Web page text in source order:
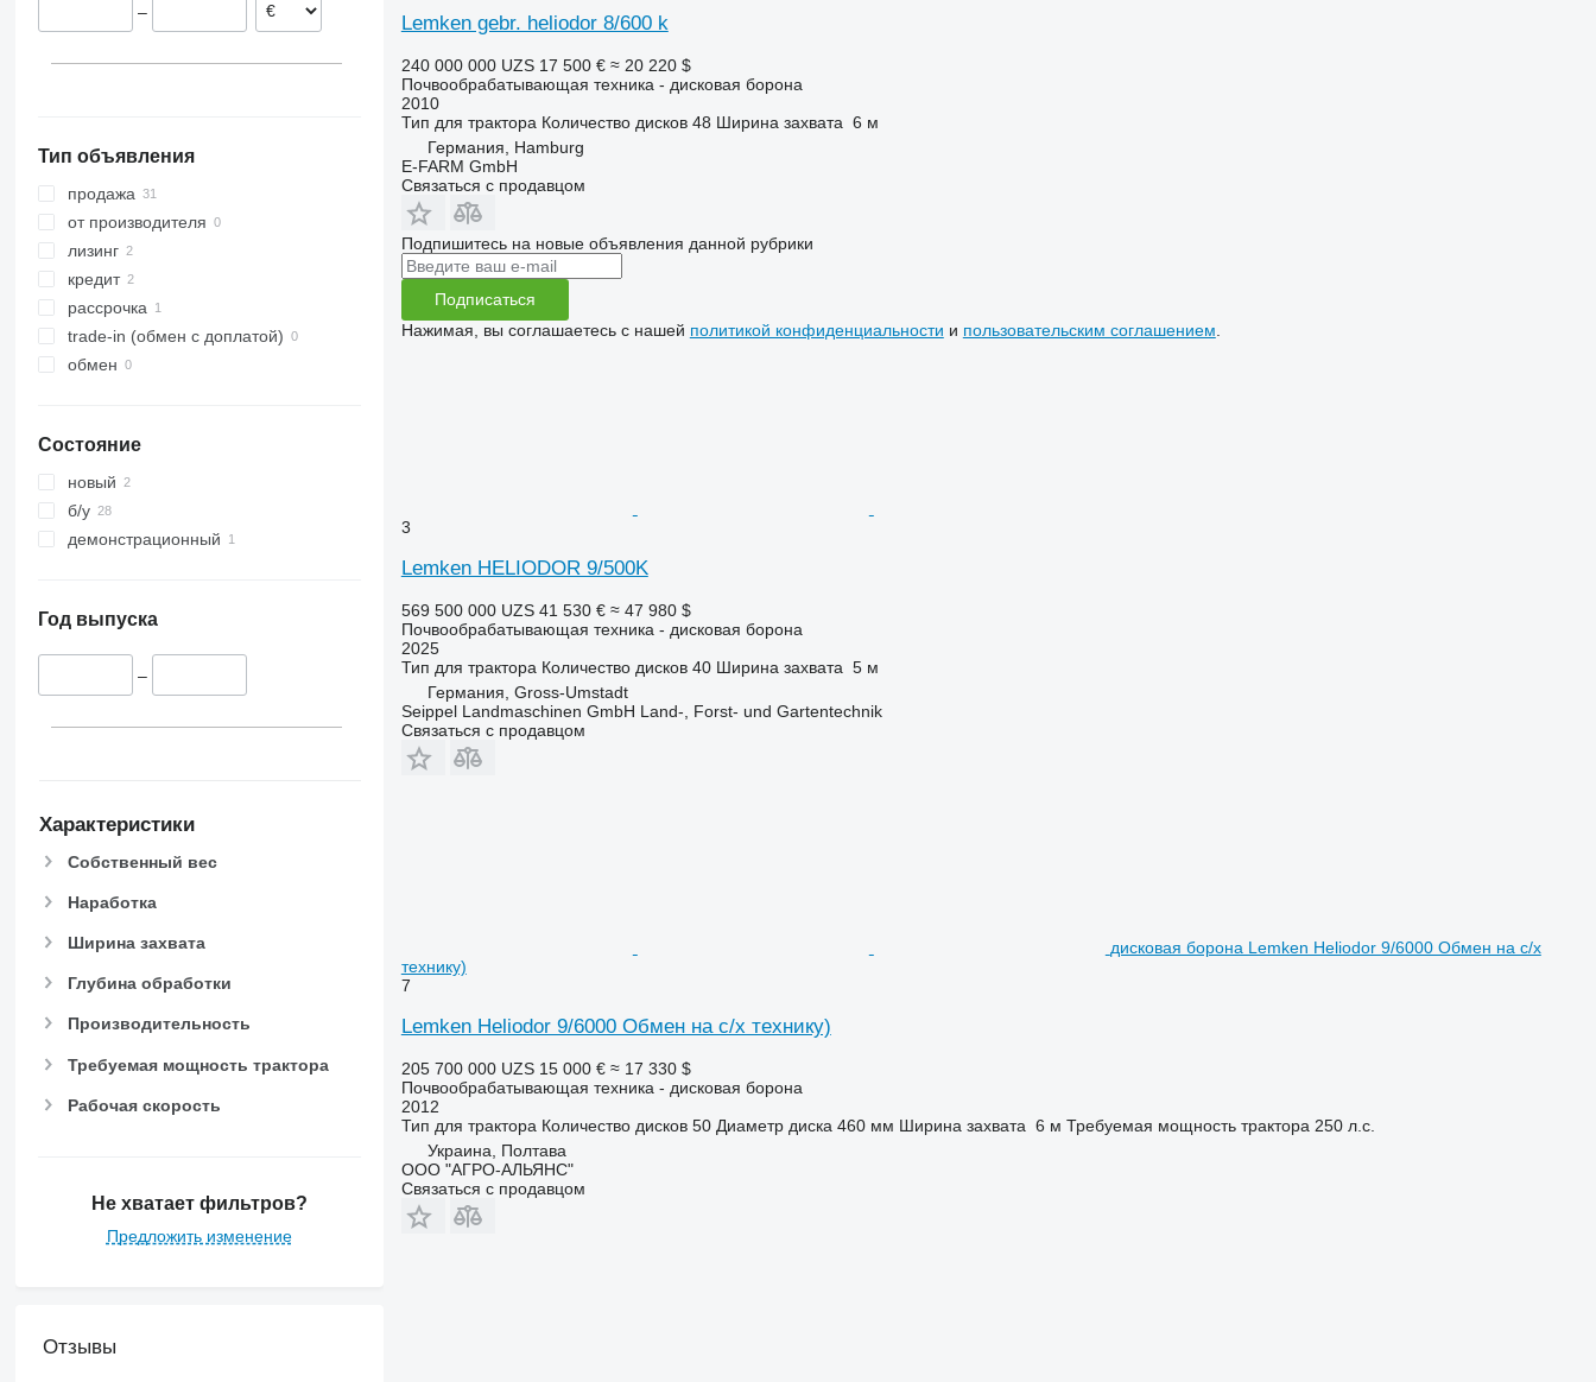
Opal 140
Rubin 12
VariDiamant 6
VariOpal
Zirkon 8
Zirkon 12
–
Тип объявления
продажа
от производителя
лизинг
кредит
рассрочка
trade-in (обмен с доплатой)
обмен
Состояние
новый
б/у
демонстрационный
Год выпуска
–
Характеристики
Собственный вес
Наработка
Ширина захвата
Глубина обработки
Производительность
Требуемая мощность трактора
Рабочая скорость
Не хватает фильтров?
Предложить изменение
Отзывы
Lemken gebr. heliodor 8/600 k
240 000 000 UZS 17 500 € ≈ 20 220 $
Почвообрабатывающая техника - дисковая борона
2010
Тип для трактора Количество дисков 48 Ширина захвата 6 м
Германия, Hamburg
E-FARM GmbH
Связаться с продавцом
Подпишитесь на новые объявления данной рубрики
Подписаться
Нажимая, вы соглашаетесь с нашей политикой конфиденциальности и пользовательским соглашением
3
Lemken HELIODOR 9/500K
569 500 000 UZS 41 530 € ≈ 47 980 $
Почвообрабатывающая техника - дисковая борона
2025
Тип для трактора Количество дисков 40 Ширина захвата 5 м
Германия, Gross-Umstadt
Seippel Landmaschinen GmbH Land-, Forst- und Gartentechnik
Связаться с продавцом
дисковая борона Lemken Heliodor 9/6000 Обмен на с/х
технику)
7
Lemken Heliodor 9/6000 Обмен на с/х технику)
205 700 000 UZS 15 000 € ≈ 17 330 $
Почвообрабатывающая техника - дисковая борона
2012
Тип для трактора Количество дисков 50 Диаметр диска 460 мм Ширина захвата 6 м Требуемая мощность трактора 250 л.с.
Украина, Полтава
ООО "АГРО-АЛЬЯНС"
Связаться с продавцом